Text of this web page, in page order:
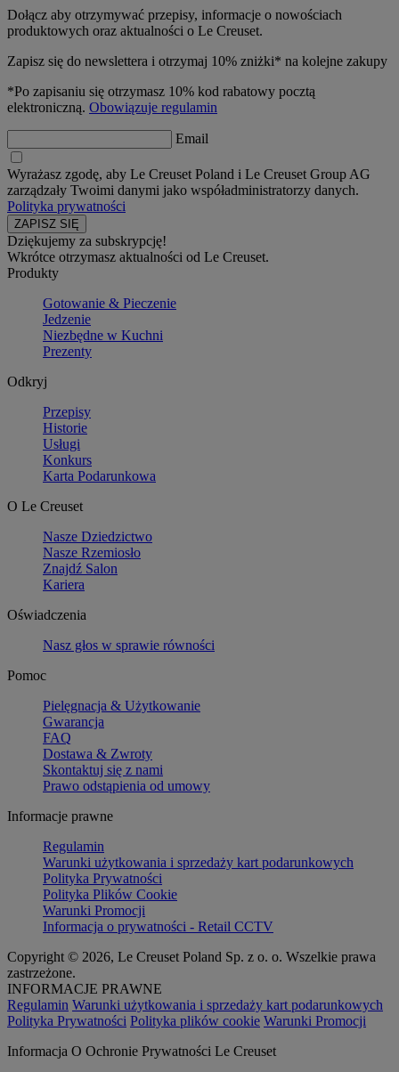
Dołącz aby otrzymywać przepisy, informacje o nowościach
produktowych oraz aktualności o Le Creuset.
Zapisz się do newslettera i otrzymaj 10% zniżki* na kolejne zakupy
*Po zapisaniu się otrzymasz 10% kod rabatowy pocztą
elektroniczną. Obowiązuje regulamin
Email
Wyrażasz zgodę, aby Le Creuset Poland i Le Creuset Group AG
zarządzały Twoimi danymi jako współadministratorzy danych.
Polityka prywatności
Dziękujemy za subskrypcję!
Wkrótce otrzymasz aktualności od Le Creuset.
Produkty
Gotowanie & Pieczenie
Jedzenie
Niezbędne w Kuchni
Prezenty
Odkryj
Przepisy
Historie
Usługi
Konkurs
Karta Podarunkowa
O Le Creuset
Nasze Dziedzictwo
Nasze Rzemiosło
Znajdź Salon
Kariera
Oświadczenia
Nasz głos w sprawie równości
Pomoc
Pielęgnacja & Użytkowanie
Gwarancja
FAQ
Dostawa & Zwroty
Skontaktuj się z nami
Prawo odstąpienia od umowy
Informacje prawne
Regulamin
Warunki użytkowania i sprzedaży kart podarunkowych
Polityka Prywatności
Polityka Plików Cookie
Warunki Promocji
Informacja o prywatności - Retail CCTV
Copyright © 2026, Le Creuset Poland Sp. z o. o. Wszelkie prawa
zastrzeżone.
INFORMACJE PRAWNE
Regulamin Warunki użytkowania i sprzedaży kart podarunkowych
Polityka Prywatności Polityka plików cookie Warunki Promocji
Informacja O Ochronie Prywatności Le Creuset